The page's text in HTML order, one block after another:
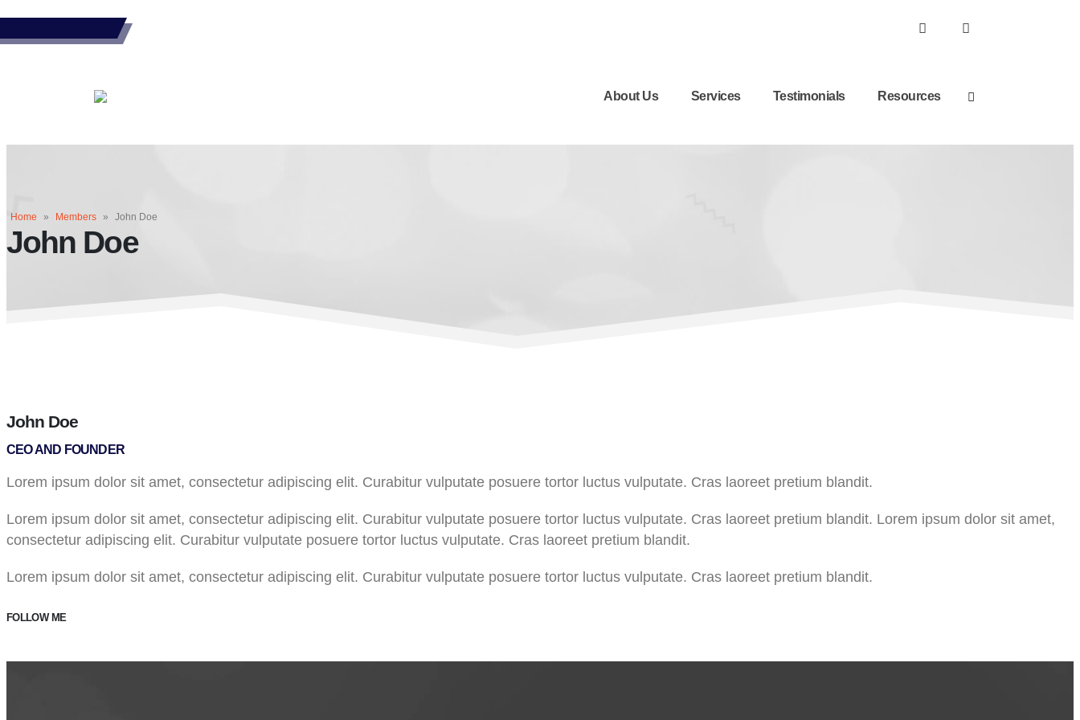
About Us Services Testimonials Resources
Home » Members » John Doe
John Doe
John Doe
CEO AND FOUNDER
Lorem ipsum dolor sit amet, consectetur adipiscing elit. Curabitur vulputate posuere tortor luctus vulputate. Cras laoreet pretium blandit.
Lorem ipsum dolor sit amet, consectetur adipiscing elit. Curabitur vulputate posuere tortor luctus vulputate. Cras laoreet pretium blandit. Lorem ipsum dolor sit amet,
consectetur adipiscing elit. Curabitur vulputate posuere tortor luctus vulputate. Cras laoreet pretium blandit.
Lorem ipsum dolor sit amet, consectetur adipiscing elit. Curabitur vulputate posuere tortor luctus vulputate. Cras laoreet pretium blandit.
FOLLOW ME